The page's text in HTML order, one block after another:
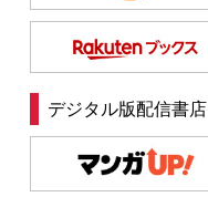
デジタル版配信書店